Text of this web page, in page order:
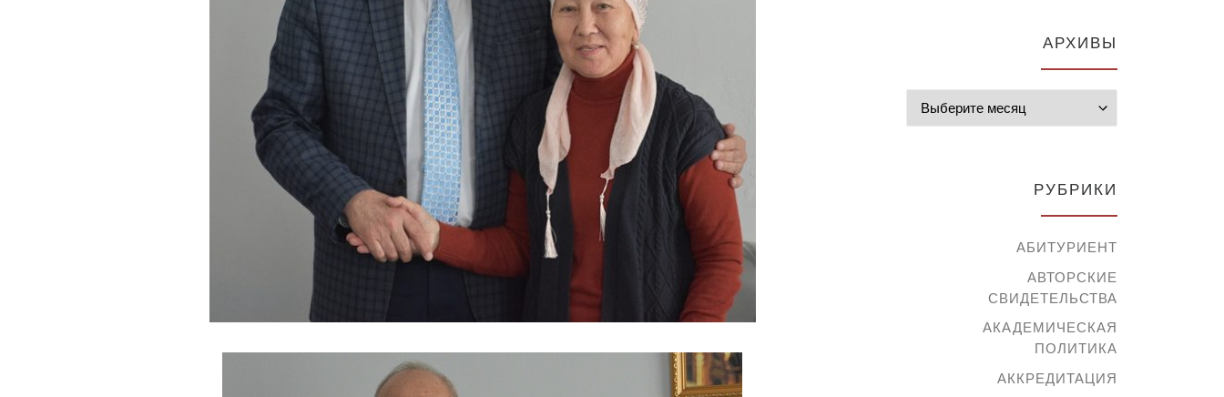
АРХИВЫ
РУБРИКИ
АБИТУРИЕНТ
АВТОРСКИЕ
СВИДЕТЕЛЬСТВА
АКАДЕМИЧЕСКАЯ
ПОЛИТИКА
АККРЕДИТАЦИЯ